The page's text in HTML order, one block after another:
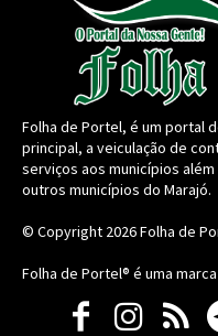
Folha de Portel, é um portal
principal, a veiculação de
serviços aos municípios
outros municípios do Marajó.
© Copyright 2026Folha de
Folha de Portel® é uma